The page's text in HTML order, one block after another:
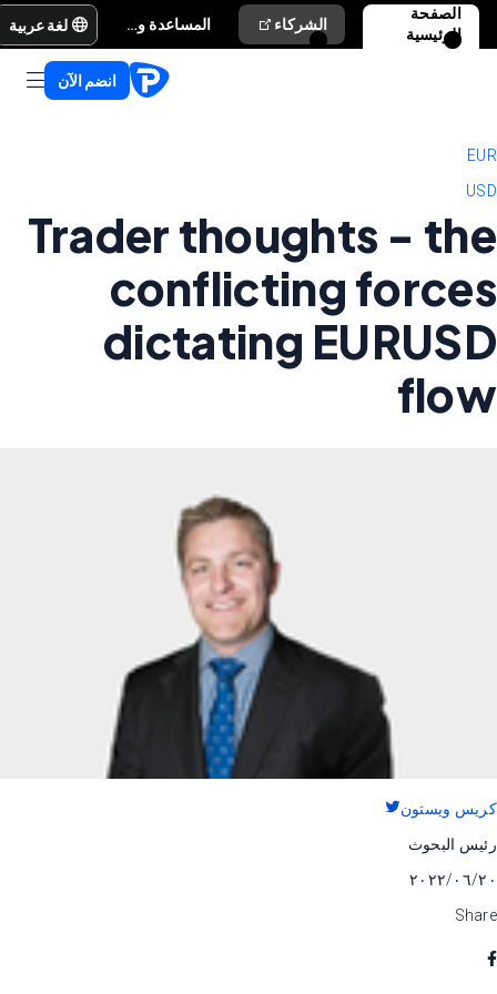
الصفحة
الرئيسية
الشركاء المساعدة والدعم لغة عربية
انضم الآن
EUR
USD
Trader thoughts - the
conflicting forces
dictating EURUSD
flow
كريس ويستون
رئيس البحوث
٢٠‏/٠٦‏/٢٠٢٢
Share